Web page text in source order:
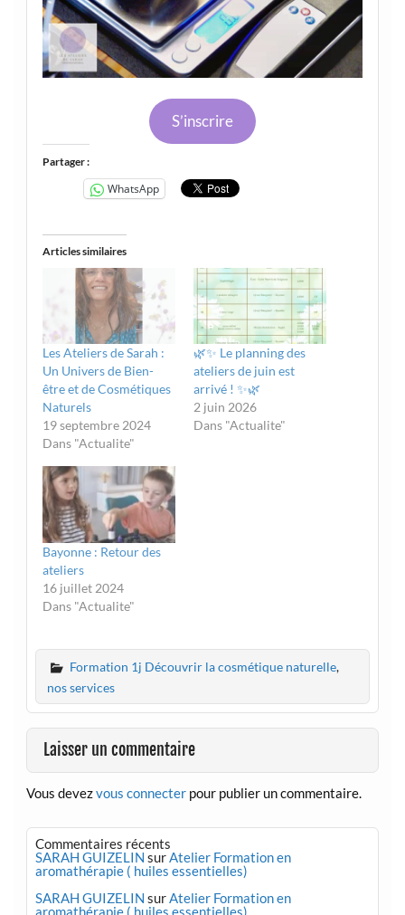
S’inscrire
Partager :
WhatsApp
Articles similaires
Les Ateliers de Sarah :
Un Univers de Bien-
être et de Cosmétiques
Naturels
19 septembre 2024
Dans "Actualite"
🌿✨ Le planning des
ateliers de juin est
arrivé ! ✨🌿
2 juin 2026
Dans "Actualite"
Bayonne : Retour des
ateliers
16 juillet 2024
Dans "Actualite"
Formation 1j Découvrir la cosmétique naturelle,
nos services
Laisser un commentaire
Vous devezvous connecterpour publier un commentaire.
Commentaires récents
SARAH GUIZELIN sur Atelier Formation en
aromathérapie ( huiles essentielles)
SARAH GUIZELIN surAtelier Formation en
aromathérapie ( huiles essentielles)